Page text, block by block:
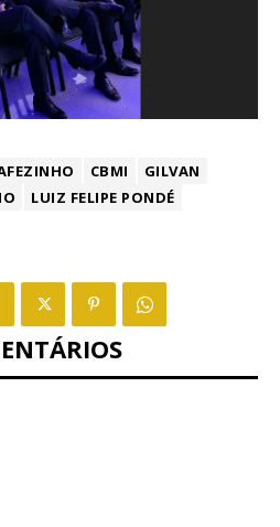
CBMI
GILVAN
LUIZ FELIPE PONDÉ